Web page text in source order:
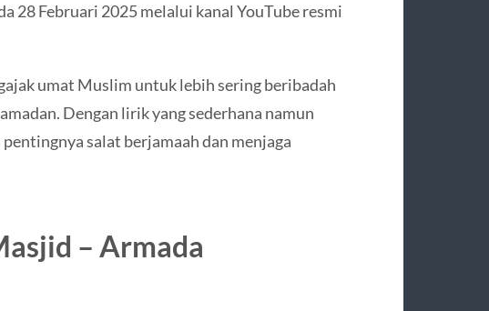
28 Februari 2025 melalui kanal YouTube resmi
umat Muslim untuk lebih sering beribadah
Dengan lirik yang sederhana namun
salat berjamaah dan menjaga
– Armada